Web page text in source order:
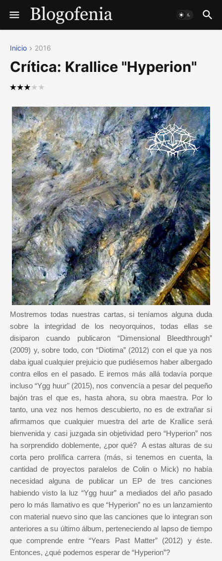
Inicio 2016
Crítica: Krallice "Hyperion"
Mostremos todas nuestras cartas, si teníamos alguna duda
sobre la integridad de los neoyorquinos, todas ellas se
disiparon cuando publicaron “Dimensional Bleedthrough”
(2009) y, sobre todo, con “Diotima” (2012) con el que ya nos
daba igual cualquier prejuicio que pudiésemos haber albergado
contra ellos en el pasado. E iremos más allá todavía porque
incluso “Ygg huur" (2015), nos convencía a pesar del pequeño
bajón tras el que es, hasta ahora, su obra maestra. Por lo
tanto, una vez nos hemos descubierto, no es de extrañar si
afirmamos que cualquier muestra del arte de Krallice será
bienvenida y casi juzgada sin objetividad pero “Hyperion” nos
ha sorprendido doblemente, ¿por qué? A estas alturas de su
corta pero prolífica carrera (más, si tenemos en cuenta, la
cantidad de proyectos paralelos de Colin o Mick) no había
necesidad alguna de publicar un EP de tres canciones
habiendo visto la luz “Ygg huur” a mediados del año pasado
pero lo más llamativo es que “Hyperion” no es un lanzamiento
con material nuevo sino que las canciones que lo integran son
anteriores a su último álbum, perteneciendo al lapso de tiempo
que comprende entre “Years Past Matter” (2012) y éste.
Entonces, ¿qué podemos esperar de “Hyperion”?